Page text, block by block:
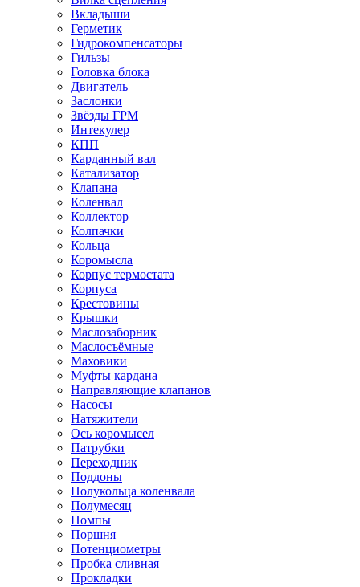
Вкладыши
Герметик
Гидрокомпенсаторы
Гильзы
Головка блока
Двигатель
Заслонки
Звёзды ГРМ
Интекулер
КПП
Карданный вал
Катализатор
Клапана
Коленвал
Коллектор
Колпачки
Кольца
Коромысла
Корпус термостата
Корпуса
Крестовины
Крышки
Маслозаборник
Маслосъёмные
Маховики
Муфты кардана
Направляющие клапанов
Насосы
Натяжители
Ось коромысел
Патрубки
Переходник
Поддоны
Полукольца коленвала
Полумесяц
Помпы
Поршня
Потенциометры
Пробка сливная
Прокладки